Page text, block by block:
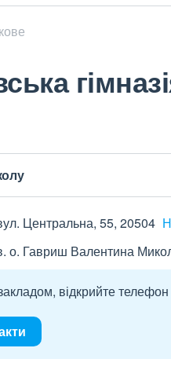
Центральна, 55, 20504
о. Гавриш Валентина
відкрийте